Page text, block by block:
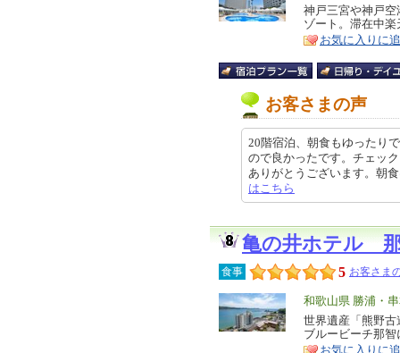
リ
ア
特
徴
神戸三宮や神戸
ゾート。滞在中
お気に入りに
お客さまの声
20階宿泊、朝食もゆったり
ので良かったです。チェッ
ありがとうございます。朝
はこちら
亀の井ホテル
食事 5 お客さま
エ
リ
ア
和歌山県 勝浦・
特
徴
世界遺産「熊野
ブルービーチ那
お気に入りに